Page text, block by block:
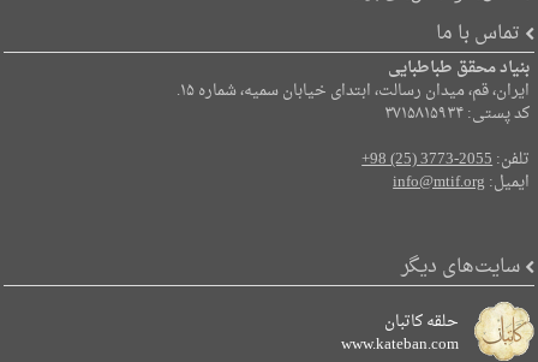
تماس با ما
بنیاد محقق طباطبایی
ایران، قم، میدان رسالت، ابتدای خیابان سمیه، شماره ۱۵.
کد پستی: ۳۷۱۵۸۱۵۹۳۴
تلفن:+98 (25) 3773-2055
ایمیل:info@mtif.org
سایت‌های دیگر
حلقه کاتبان
www.kateban.com